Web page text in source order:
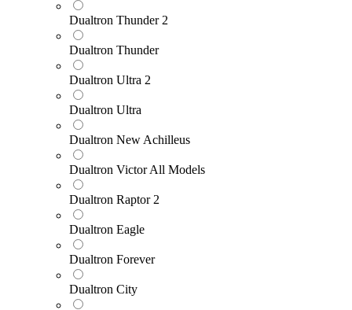
Dualtron Thunder 2
Dualtron Thunder
Dualtron Ultra 2
Dualtron Ultra
Dualtron New Achilleus
Dualtron Victor All Models
Dualtron Raptor 2
Dualtron Eagle
Dualtron Forever
Dualtron City